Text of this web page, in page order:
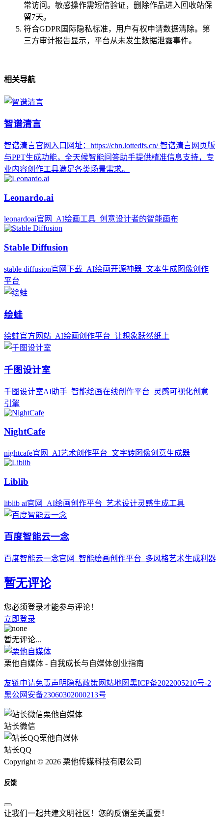
常访问。敏感操作需短信验证，删除作品进入回收站保
留7天。
符合GDPR国际隐私标准，用户有权申请数据清除。第
三方审计报告显示，平台从未发生数据泄露事件。
相关导航
智谱清言
智谱清言官网入口网址：https://chn.lottedfs.cn/ 智谱清言网页版
与PPT生成功能，全天候智能问答助手提供精准信息支持，专
业内容创作工具满足各类场景需求。
Leonardo.ai
leonardoai官网_AI绘画工具_创意设计者的智能画布
Stable Diffusion
stable diffusion官网下载_AI绘画开源神器_文本生成图像创作
平台
绘蛙
绘蛙官方网站_AI绘画创作平台_让想象跃然纸上
千图设计室
千图设计室AI助手_智能绘画在线创作平台_灵感可视化创意
引擎
NightCafe
nightcafe官网_AI艺术创作平台_文字转图像创意生成器
Liblib
liblib ai官网_AI绘画创作平台_艺术设计灵感生成工具
百度智能云一念
百度智能云一念官网_智能绘画创作平台_多风格艺术生成利器
暂无评论
您必须登录才能参与评论！
立即登录
暂无评论...
栗他自媒体 - 自我成长与自媒体创业指南
友链申请免责声明 隐私政策 网站地图黑ICP备2022005210号-2
黑公网安备23060302000213号
站长微信
站长QQ
Copyright © 2026 栗他传媒科技有限公司
反馈
让我们一起共建文明社区！您的反馈至关重要！